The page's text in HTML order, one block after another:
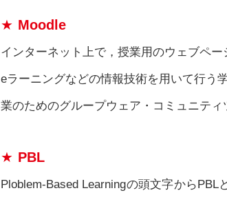
Moodle
インターネット上で，授業用のウェブペー
eラーニングなどの情報技術を用いて行う
業のためのグループウェア・コミュニティ
PBL
Ploblem-Based Learningの頭文字から